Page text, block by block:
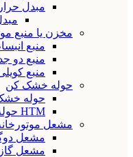
مبدل
مخزن یا منبع
منبع
منبع دو
منبع
حوله خشک کن
حوله
HTM حوله خشک کن استیل
مشعل
مشعل
مشعل